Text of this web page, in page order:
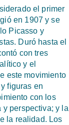
el primer
en 1907 y se
Picasso y
Duró hasta el
con tres
y el
este movimiento
figuras en
con los
y perspectiva; y la
la realidad. Los